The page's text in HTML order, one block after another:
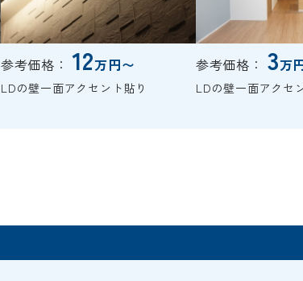
参考価格： 12万円〜
LDの壁一面アクセント貼り
参考価格： 3万
LDの壁一面アクセ